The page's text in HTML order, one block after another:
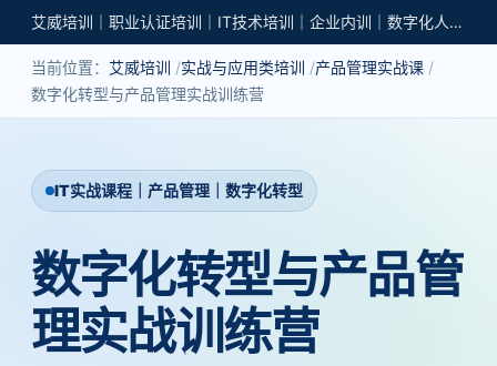
艾威培训｜职业认证培训｜IT技术培训｜企业内训｜数字化人才培养
当前位置： 艾威培训 实战与应用类培训
产品管理实战课
数字化转型与产品管理实战训练营
IT实战课程｜产品管理｜数字化转型
数字化转型与产品管
理实战训练营